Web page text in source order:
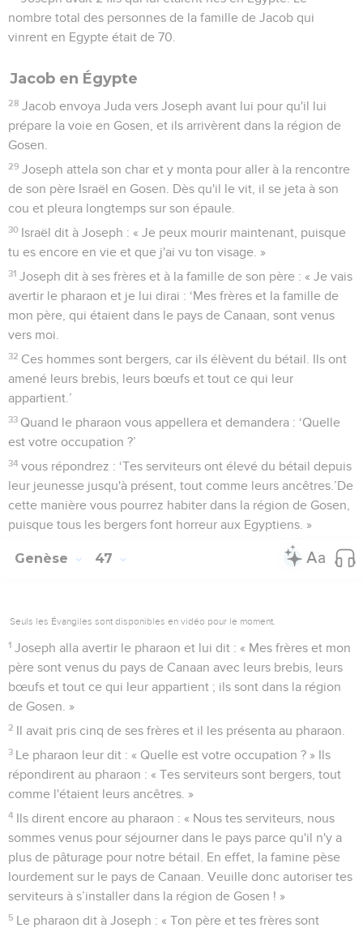
nombre total des personnes de la famille de Jacob qui
vinrent en Egypte était de 70.
Jacob en Égypte
28 Jacob envoya Juda vers Joseph avant lui pour qu'il lui
prépare la voie en Gosen, et ils arrivèrent dans la région de
Gosen.
29 Joseph attela son char et y monta pour aller à la rencontre
de son père Israël en Gosen. Dès qu'il le vit, il se jeta à son
cou et pleura longtemps sur son épaule.
30 Israël dit à Joseph : « Je peux mourir maintenant, puisque
tu es encore en vie et que j'ai vu ton visage. »
31 Joseph dit à ses frères et à la famille de son père : « Je vais
avertir le pharaon et je lui dirai : ‘Mes frères et la famille de
mon père, qui étaient dans le pays de Canaan, sont venus
vers moi.
32 Ces hommes sont bergers, car ils élèvent du bétail. Ils ont
amené leurs brebis, leurs bœufs et tout ce qui leur
appartient.’
33 Quand le pharaon vous appellera et demandera : ‘Quelle
est votre occupation ?’
34 vous répondrez : ‘Tes serviteurs ont élevé du bétail depuis
leur jeunesse jusqu'à présent, tout comme leurs ancêtres.’De
cette manière vous pourrez habiter dans la région de Gosen,
puisque tous les bergers font horreur aux Egyptiens. »
Genèse 47
Seuls les Évangiles sont disponibles en vidéo pour le moment.
1 Joseph alla avertir le pharaon et lui dit : « Mes frères et mon
père sont venus du pays de Canaan avec leurs brebis, leurs
bœufs et tout ce qui leur appartient ; ils sont dans la région
de Gosen. »
2 Il avait pris cinq de ses frères et il les présenta au pharaon.
3 Le pharaon leur dit : « Quelle est votre occupation ? » Ils
répondirent au pharaon : « Tes serviteurs sont bergers, tout
comme l'étaient leurs ancêtres. »
4 Ils dirent encore au pharaon : « Nous tes serviteurs, nous
sommes venus pour séjourner dans le pays parce qu'il n'y a
plus de pâturage pour notre bétail. En effet, la famine pèse
lourdement sur le pays de Canaan. Veuille donc autoriser tes
serviteurs à s’installer dans la région de Gosen ! »
5 Le pharaon dit à Joseph : « Ton père et tes frères sont